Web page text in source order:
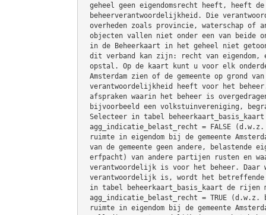
geheel geen eigendomsrecht heeft, heeft de
beheerverantwoordelijkheid. Die
overheden zoals provincie, waterschap of
objecten vallen niet onder een van beide
in de Beheerkaart in het geheel niet
dit verband kan zijn: recht van
opstal. Op de kaart kunt u voor elk
Amsterdam zien of de gemeente op grond
verantwoordelijkheid heeft voor het
afspraken waarin het beheer is
bijvoorbeeld een volkstuinvereniging,
Selecteer in tabel
agg_indicatie_belast_recht = FALSE
ruimte in eigendom bij de gemeente
van de gemeente geen andere, belastende
erfpacht) van andere partijen rusten en
verantwoordelijk is voor het beheer. Daar
verantwoordelijk is, wordt het
in tabel beheerkaart_basis_kaart de rijen
agg_indicatie_belast_recht = TRUE
ruimte in eigendom bij de gemeente